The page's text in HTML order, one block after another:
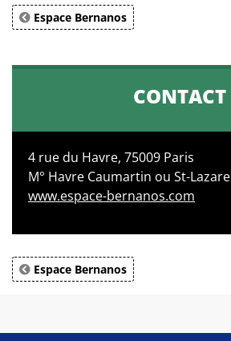
Espace Bernanos
CONTACT
4 rue du Havre, 75009 Paris
M° Havre Caumartin ou St-Lazare
www.espace-bernanos.com
Espace Bernanos